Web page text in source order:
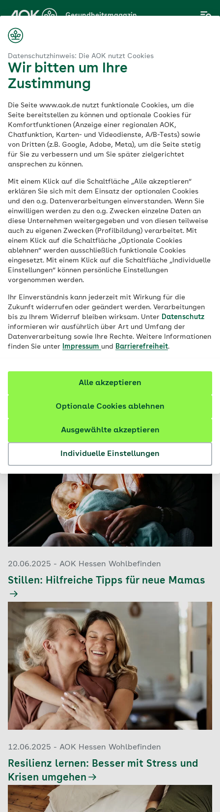
Datenschutzhinweis: Die AOK nutzt Cookies
Wir bitten um Ihre
Zustimmung
Die Seite www.aok.de nutzt funktionale Cookies, um die
Seite bereitstellen zu können und optionale Cookies für
Komfortfunktionen (Anzeige einer regionalen AOK,
Chatfunktion, Karten- und Videodienste, A/B-Tests) sowie
von Dritten (z.B. Google, Adobe, Meta), um die Seite stetig
für Sie zu verbessern und um Sie später zielgerichtet
ansprechen zu können.
Mit einem Klick auf die Schaltfläche „Alle akzeptieren“
erklären Sie sich mit dem Einsatz der optionalen Cookies
und den o.g. Datenverarbeitungen einverstanden. Wenn Sie
einwilligen werden zu den o.g. Zwecken einzelne Daten an
diese Unternehmen weitergegeben und von diesen teilweise
auch zu eigenen Zwecken (Profilbildung) verarbeitet. Mit
einem Klick auf die Schaltfläche „Optionale Cookies
ablehnen“ werden ausschließlich funktionale Cookies
eingesetzt. Mit einem Klick auf die Schaltfläche „Individuelle
Einstellungen“ können persönliche Einstellungen
vorgenommen werden.
Ihr Einverständnis kann jederzeit mit Wirkung für die
Zukunft widerrufen oder geändert werden. Verarbeitungen
bis zu Ihrem Widerruf bleiben wirksam. Unter Datenschutz
informieren wir ausführlich über Art und Umfang der
Datenverarbeitung sowie Ihre Rechte. Weitere Informationen
finden Sie unter
Impressum und Barrierefreiheit.
Individuelle Einstellungen
Ausgewählte akzeptieren
Optionale Cookies ablehnen
Alle akzeptieren
Hauptinhalt
springen
Gesundheitsmagazin
Thema
AOK Hessen
Wohlbefinden
Über Stock & Stein: 7 schöne Barfußpfade
in Hessen
Ein Familienausflug auf nackten Füßen ist gesund
und macht Spaß: Warum Barfußpfade für Groß und
Klein ein riesiges Vergnügen sind.
9 Artikel zu AOK Hessen Wohlbefinden
20.06.2025 - AOK Hessen Wohlbefinden
Stillen: Hilfreiche Tipps für neue Mamas
12.06.2025 - AOK Hessen Wohlbefinden
Resilienz lernen: Besser mit Stress und
Krisen umgehen